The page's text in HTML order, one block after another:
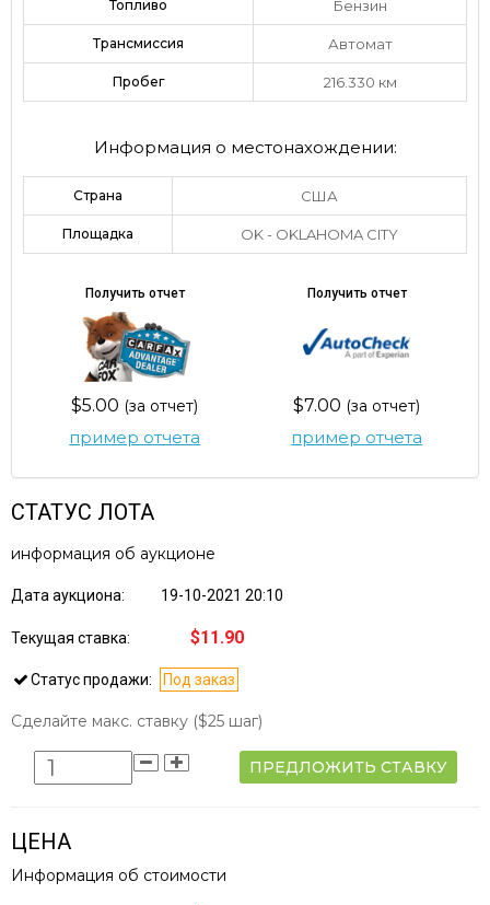
Топливо Бензин
Трансмиссия Автомат
Пробег 216.330 км
Информация о местонахождении:
Страна США
Площадка OK - OKLAHOMA CITY
Получить отчет
$5.00 (за отчет)
пример отчета
Получить отчет
$7.00 (за отчет)
пример отчета
СТАТУС ЛОТА
информация об аукционе
Дата аукциона: 19-10-2021 20:10
Текущая ставка: $11.90
Статус продажи: Под заказ
Сделайте макс. ставку ($25 шаг)
ПРЕДЛОЖИТЬ СТАВКУ
ЦЕНА
Информация об стоимости